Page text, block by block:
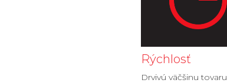
Rýchlosť
Drvivú väčšinu tovaru